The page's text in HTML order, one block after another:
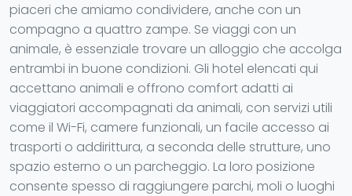
piaceri che amiamo condividere, anche con un
compagno a quattro zampe. Se viaggi con un
animale, è essenziale trovare un alloggio che accolga
entrambi in buone condizioni. Gli hotel elencati qui
accettano animali e offrono comfort adatti ai
viaggiatori accompagnati da animali, con servizi utili
come il Wi-Fi, camere funzionali, un facile accesso ai
trasporti o addirittura, a seconda delle strutture, uno
spazio esterno o un parcheggio. La loro posizione
consente spesso di raggiungere parchi, moli o luoghi